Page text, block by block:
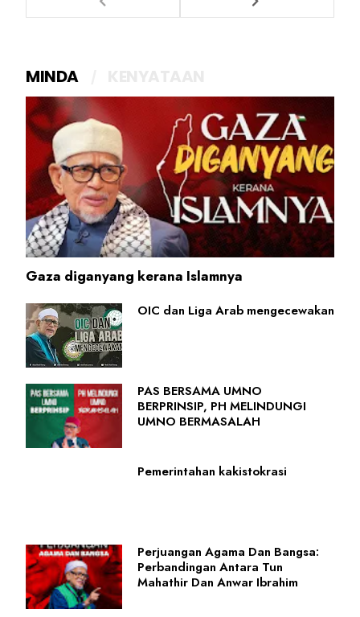
MINDA
Gaza diganyang kerana Islamnya
OIC dan Liga Arab mengecewakan
PAS BERSAMA UMNO
BERPRINSIP, PH MELINDUNGI
UMNO BERMASALAH
Pemerintahan kakistokrasi
Perjuangan Agama Dan Bangsa:
Perbandingan Antara Tun
Mahathir Dan Anwar Ibrahim